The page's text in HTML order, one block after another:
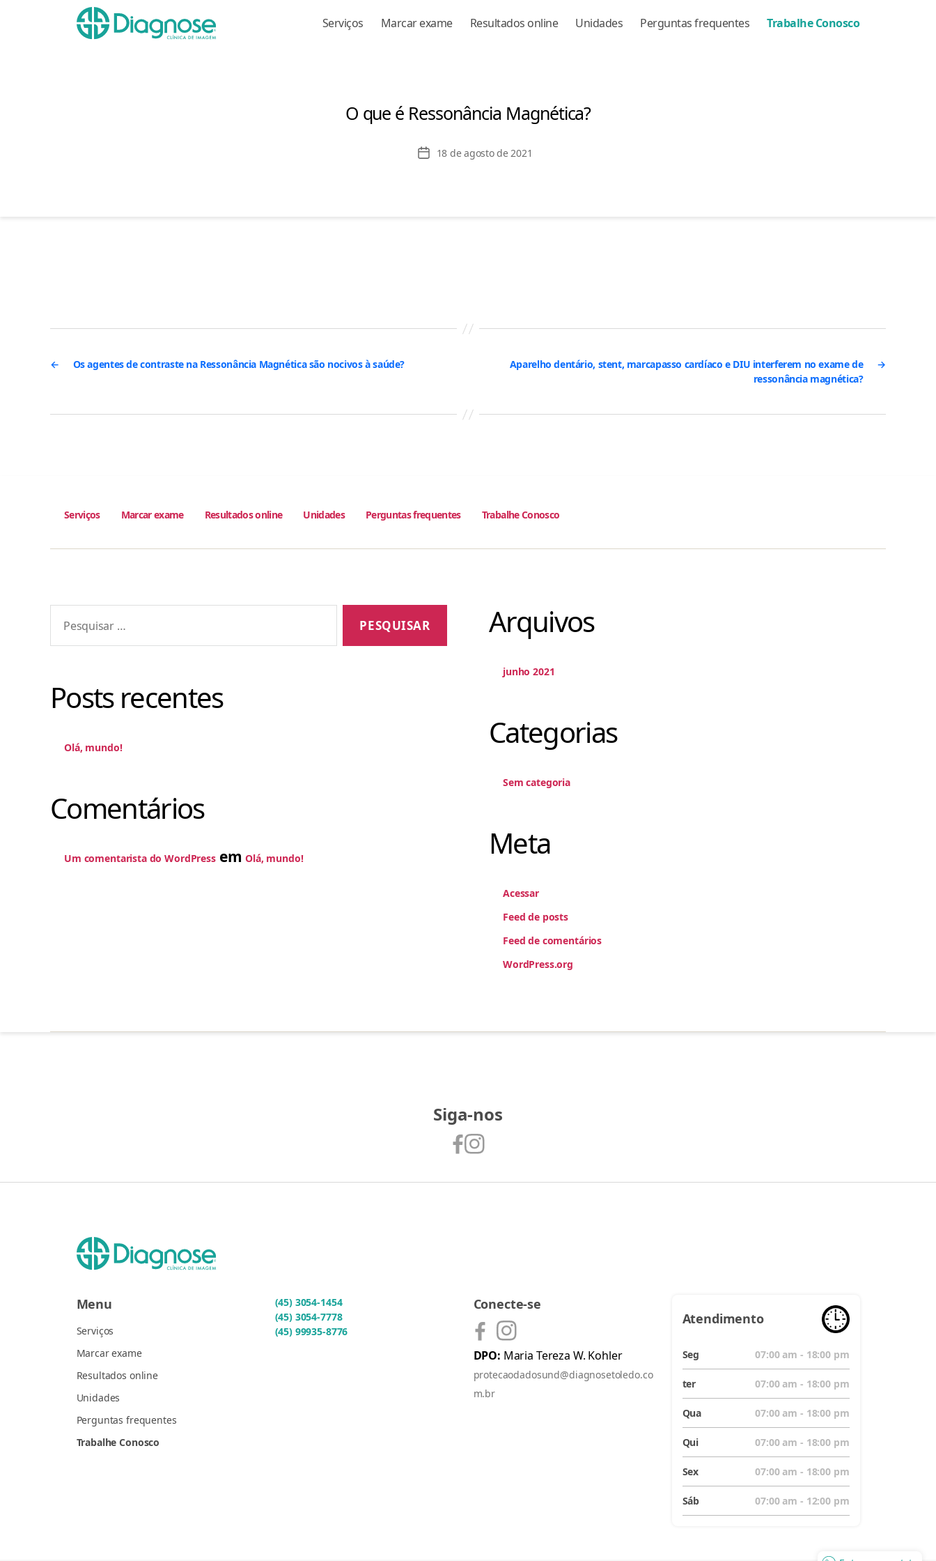
Serviços Marcar exame Resultados online Unidades Perguntas frequentes Trabalhe Conosco
O que é Ressonância Magnética?
Data18 de agosto de 2021
← Os agentes de contraste na Ressonância Magnética são nocivos à saúde? →
Aparelho dentário, stent, marcapasso cardíaco e DIU interferem no exame de
ressonância magnética?
Serviços Marcar exame Resultados online Unidades Perguntas frequentes Trabalhe Conosco
por:
Posts recentes
Olá, mundo!
Comentários
Um comentarista do WordPressemOlá, mundo!
Arquivos
junho 2021
Categorias
Sem categoria
Meta
Acessar
Feed de posts
Feed de comentários
WordPress.org
Siga-nos
Menu
Serviços
Marcar exame
Resultados online
Unidades
Perguntas frequentes
Trabalhe Conosco
(45) 3054-1454
(45) 3054-7778
(45) 99935-8776
Conecte-se
DPO: Maria Tereza W. Kohler
protecaodadosund@diagnosetoledo.co
m.br
Atendimento
Seg 07:00 am - 18:00 pm
ter 07:00 am - 18:00 pm
Qua 07:00 am - 18:00 pm
Qui 07:00 am - 18:00 pm
Sex 07:00 am - 18:00 pm
Sáb 07:00 am - 12:00 pm